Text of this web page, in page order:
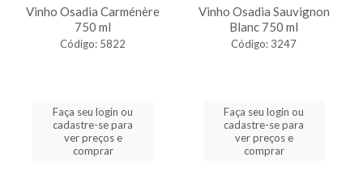
Vinho Osadia Carménère
750 ml
Código: 5822
Faça seu login ou
cadastre-se para
ver preços e
comprar
Vinho Osadia Sauvignon
Blanc 750 ml
Código: 3247
Faça seu login ou
cadastre-se para
ver preços e
comprar